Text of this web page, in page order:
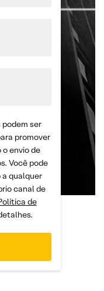
podem ser
promover
envio de
Você pode
qualquer
canal de
de